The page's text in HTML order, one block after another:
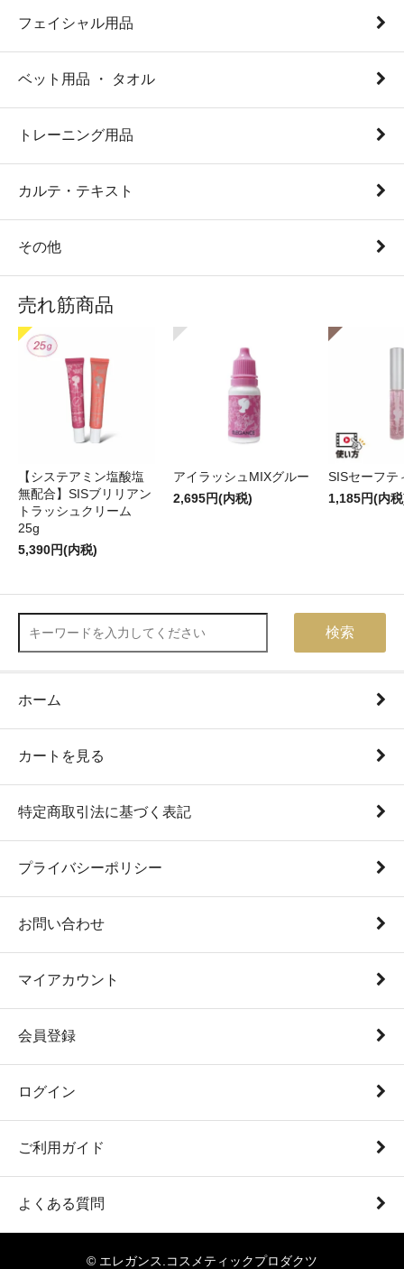
フェイシャル用品
ベット用品 ・ タオル
トレーニング用品
カルテ・テキスト
その他
売れ筋商品
【システアミン塩酸塩
無配合】SISブリリアン
トラッシュクリーム
25g
5,390円(内税)
アイラッシュMIXグルー
2,695円(内税)
SISセーフテ
1,185円(内
検索
ホーム
カートを見る
特定商取引法に基づく表記
プライバシーポリシー
お問い合わせ
マイアカウント
会員登録
ログイン
ご利用ガイド
よくある質問
© エレガンス.コスメティックプロダクツ